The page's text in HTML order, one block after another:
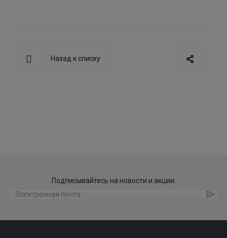
Назад к списку
Подписывайтесь на новости и акции: